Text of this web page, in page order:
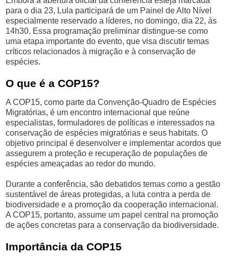
para o dia 23, Lula participará de um Painel de Alto Nível
especialmente reservado a líderes, no domingo, dia 22, às
14h30. Essa programação preliminar distingue-se como
uma etapa importante do evento, que visa discutir temas
críticos relacionados à migração e à conservação de
espécies.
O que é a COP15?
A COP15, como parte da Convenção-Quadro de Espécies
Migratórias, é um encontro internacional que reúne
especialistas, formuladores de políticas e interessados na
conservação de espécies migratórias e seus habitats. O
objetivo principal é desenvolver e implementar acordos que
assegurem a proteção e recuperação de populações de
espécies ameaçadas ao redor do mundo.
Durante a conferência, são debatidos temas como a gestão
sustentável de áreas protegidas, a luta contra a perda de
biodiversidade e a promoção da cooperação internacional.
A COP15, portanto, assume um papel central na promoção
de ações concretas para a conservação da biodiversidade.
Importância da COP15